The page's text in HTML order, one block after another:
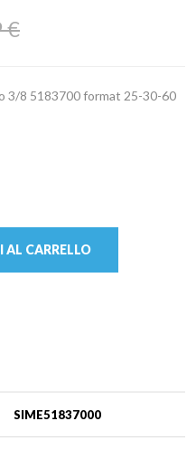
€
3/8 5183700 format 25-30-60
AL CARRELLO
SIME51837000